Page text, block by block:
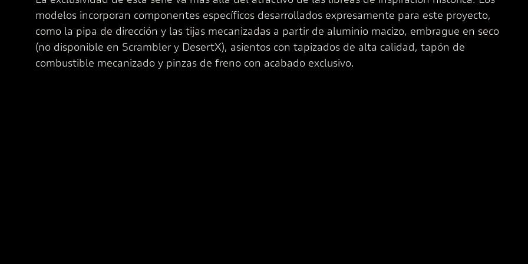
modelos incorporan componentes específicos desarrollados expresamente para este proyecto,
como la pipa de dirección y las tijas mecanizadas a partir de aluminio macizo, embrague en seco
(no disponible en Scrambler y DesertX), asientos con tapizados de alta calidad, tapón de
combustible mecanizado y pinzas de freno con acabado exclusivo.